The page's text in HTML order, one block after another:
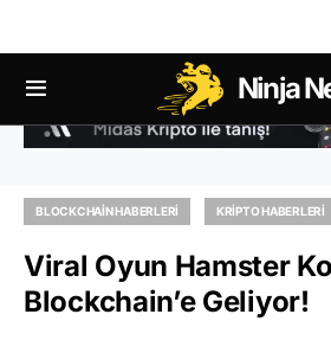
Ninja
BLOCKCHAIN HABERLERI KRIPTO HABERLERI
Viral Oyun Hamster
Blockchain’e Geliyor!